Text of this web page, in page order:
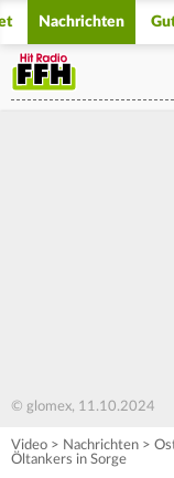
Nachrichten
© glomex, 11.10.2024
Video > Nachrichten >
Öltankers in Sorge